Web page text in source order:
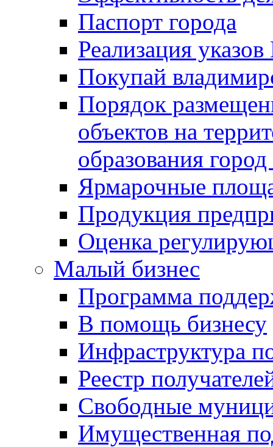
Паспорт города
Реализация
Покупай
Порядок
объектов на
образования
Ярмарочные
Продукция
Оценка
Малый бизнес
Программа
В помощь бизнесу
Инфраструктура
Реестр
Свободные
Имущественная